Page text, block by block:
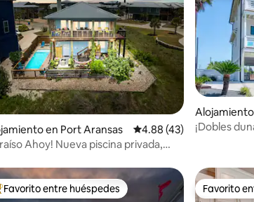
4.96 de 5, 25 reseñas
en Port Aransas Calificación promedio:
4.88 (43)
Ahoy! Nueva piscina privada,
¡Dobles
entre huéspedes preferido
Favorito entre huéspedes Favorito
Favorito